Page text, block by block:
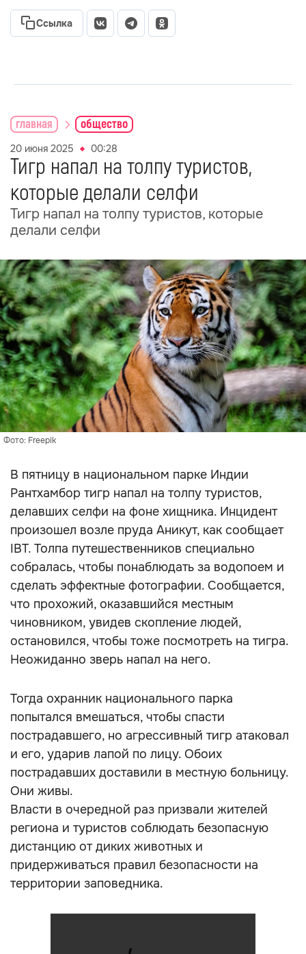
Ссылка
главная общество
20 июня 2025 00:28
Тигр напал на толпу туристов,
которые делали селфи
Тигр напал на толпу туристов, которые
делали селфи
Фото: Freepik
В пятницу в национальном парке Индии
Рантхамбор тигр напал на толпу туристов,
делавших селфи на фоне хищника. Инцидент
произошел возле пруда Аникут, как сообщает
IBT. Толпа путешественников специально
собралась, чтобы понаблюдать за водопоем и
сделать эффектные фотографии. Сообщается,
что прохожий, оказавшийся местным
чиновником, увидев скопление людей,
остановился, чтобы тоже посмотреть на тигра.
Неожиданно зверь напал на него.
Тогда охранник национального парка
попытался вмешаться, чтобы спасти
пострадавшего, но агрессивный тигр атаковал
и его, ударив лапой по лицу. Обоих
пострадавших доставили в местную больницу.
Они живы.
Власти в очередной раз призвали жителей
региона и туристов соблюдать безопасную
дистанцию от диких животных и
придерживаться правил безопасности на
территории заповедника.